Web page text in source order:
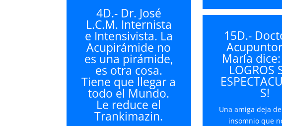
flecha
arriba/abajo
para
aumentar
o
disminuir
el
volumen.
4D.- Dr. José
L.C.M. Internista
e Intensivista. La
Acupirámide no
es una pirámide,
es otra cosa.
Tiene que llegar a
todo el Mundo.
Le reduce el
Trankimazin.
15D.-
María dice:
LOGROS
S!
Una amiga deja
insomnio que